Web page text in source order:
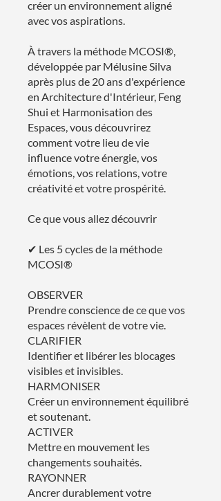
créer un environnement aligné
avec vos aspirations.
À travers la méthode MCOSI®,
développée par Mélusine Silva
après plus de 20 ans d'expérience
en Architecture d'Intérieur, Feng
Shui et Harmonisation des
Espaces, vous découvrirez
comment votre lieu de vie
influence votre énergie, vos
émotions, vos relations, votre
créativité et votre prospérité.
Ce que vous allez découvrir
✔ Les 5 cycles de la méthode
MCOSI®
OBSERVER
Prendre conscience de ce que vos
espaces révèlent de votre vie.
CLARIFIER
Identifier et libérer les blocages
visibles et invisibles.
HARMONISER
Créer un environnement équilibré
et soutenant.
ACTIVER
Mettre en mouvement les
changements souhaités.
RAYONNER
Ancrer durablement votre